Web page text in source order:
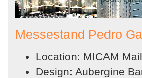
Messestand Pedro
Location: MICAM
Design: Aubergine